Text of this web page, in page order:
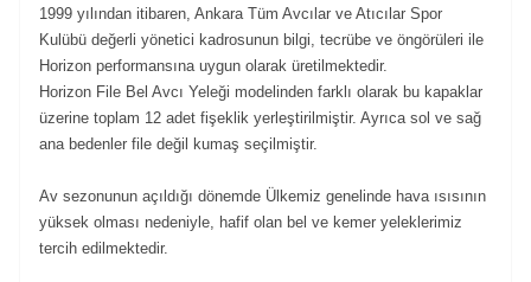
1999 yılından itibaren, Ankara Tüm Avcılar ve Atıcılar Spor
Kulübü değerli yönetici kadrosunun bilgi, tecrübe ve öngörüleri ile
Horizon performansına uygun olarak üretilmektedir.
Horizon File Bel Avcı Yeleği modelinden farklı olarak bu kapaklar
üzerine toplam 12 adet fişeklik yerleştirilmiştir. Ayrıca sol ve sağ
ana bedenler file değil kumaş seçilmiştir.
Av sezonunun açıldığı dönemde Ülkemiz genelinde hava ısısının
yüksek olması nedeniyle, hafif olan bel ve kemer yeleklerimiz
tercih edilmektedir.